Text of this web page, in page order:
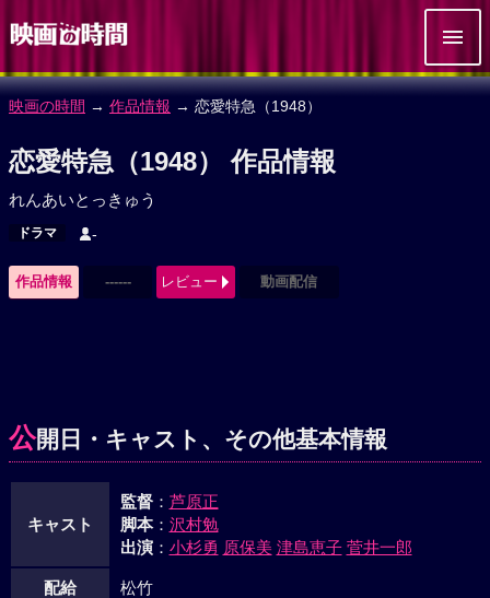
映画の時間 → 作品情報 → 恋愛特急（1948）
恋愛特急（1948） 作品情報
れんあいとっきゅう
ドラマ -
作品情報 ------ レビュー 動画配信
公開日・キャスト、その他基本情報
キャスト
監督： 芦原正
脚本： 沢村勉
出演： 小杉勇 原保美 津島恵子 菅井一郎
配給 松竹